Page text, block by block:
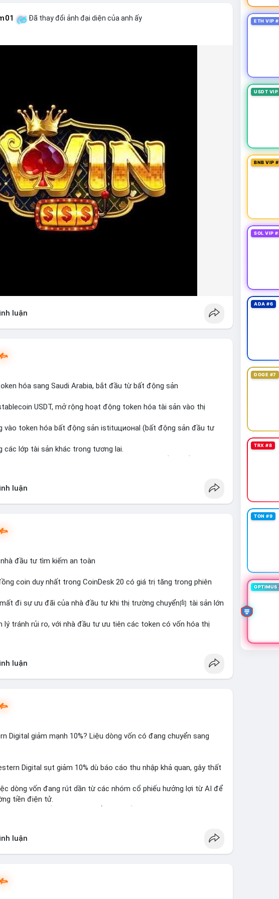
Đã thay đổi ảnh đại diện của anh ấy
luận
hóa sang Saudi Arabia, bắt đầu từ bất động sản
USDT, mở rộng hoạt động token hóa tài sản vào thị
vào token hóa bất động sản istituционаl (bất động sản đầu tư
các lớp tài sản khác trong tương lai.
#usdt
luận
đầu tư tìm kiếm an toàn
coin duy nhất trong CoinDesk 20 có giá trị tăng trong phiên
đi sự ưu đãi của nhà đầu tư khi thị trường chuyển向 tài sản lớn
lý tránh rủi ro, với nhà đầu tư ưu tiên các token có vốn hóa thị
luận
Digital giảm mạnh 10%? Liệu dòng vốn có đang chuyển sang
Digital sụt giảm 10% dù báo cáo thu nhập khả quan, gây thất
dòng vốn đang rút dần từ các nhóm cổ phiếu hưởng lợi từ AI để
tiền điện tử.
#marketanalysis
luận
ETH VIP
USDT
BNB VIP
SOL VIP
ADA #6
DOGE #7
TRX #8
TON #9
OPTIMUS